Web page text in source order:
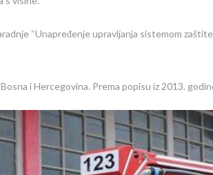
“Unapređenje upravljanja sistemom
i Hercegovina. Prema popisu iz 2013.